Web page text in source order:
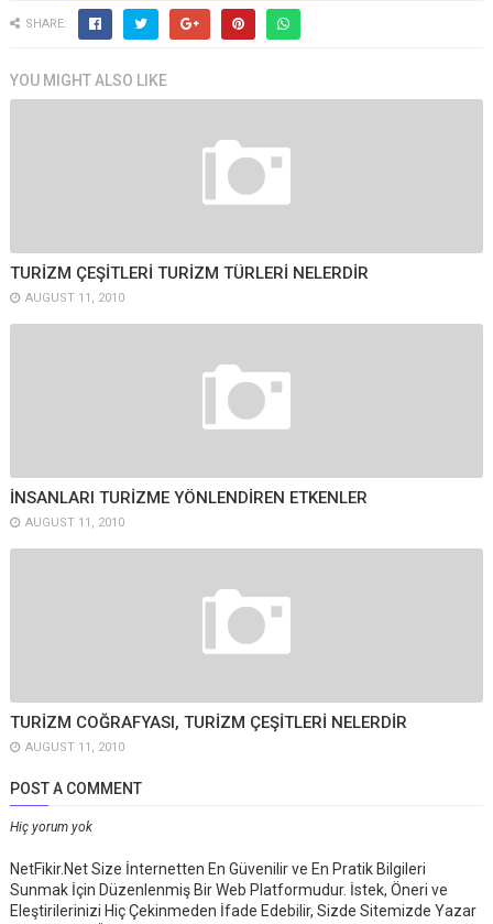
SHARE:
YOU MIGHT ALSO LIKE
TURİZM ÇEŞİTLERİ TURİZM TÜRLERİ NELERDİR
AUGUST 11, 2010
İNSANLARI TURİZME YÖNLENDİREN ETKENLER
AUGUST 11, 2010
TURİZM COĞRAFYASI, TURİZM ÇEŞİTLERİ NELERDİR
AUGUST 11, 2010
POST A COMMENT
Hiç yorum yok
NetFikir.Net Size İnternetten En Güvenilir ve En Pratik Bilgileri
Sunmak İçin Düzenlenmiş Bir Web Platformudur. İstek, Öneri ve
Eleştirilerinizi Hiç Çekinmeden İfade Edebilir, Sizde Sitemizde Yazar